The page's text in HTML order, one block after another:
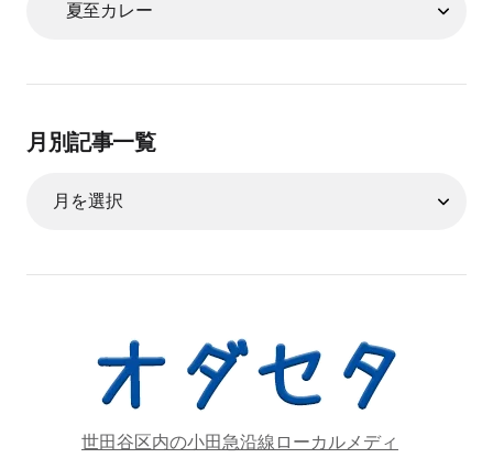
月別記事一覧
世田谷区内の小田急沿線ローカルメディ